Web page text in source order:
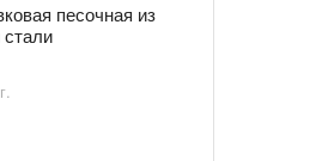
песочная из